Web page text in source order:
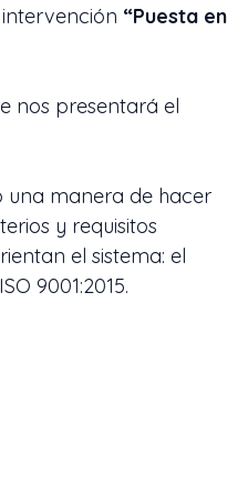
“Puesta en
nos presentará el
una manera de hacer
y requisitos
el sistema: el
9001:2015.